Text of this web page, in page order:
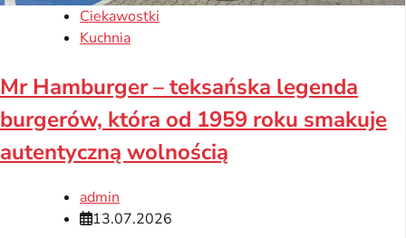
Ciekawostki
Kuchnia
Mr Hamburger – teksańska legenda
burgerów, która od 1959 roku smakuje
autentyczną wolnością
admin
13.07.2026